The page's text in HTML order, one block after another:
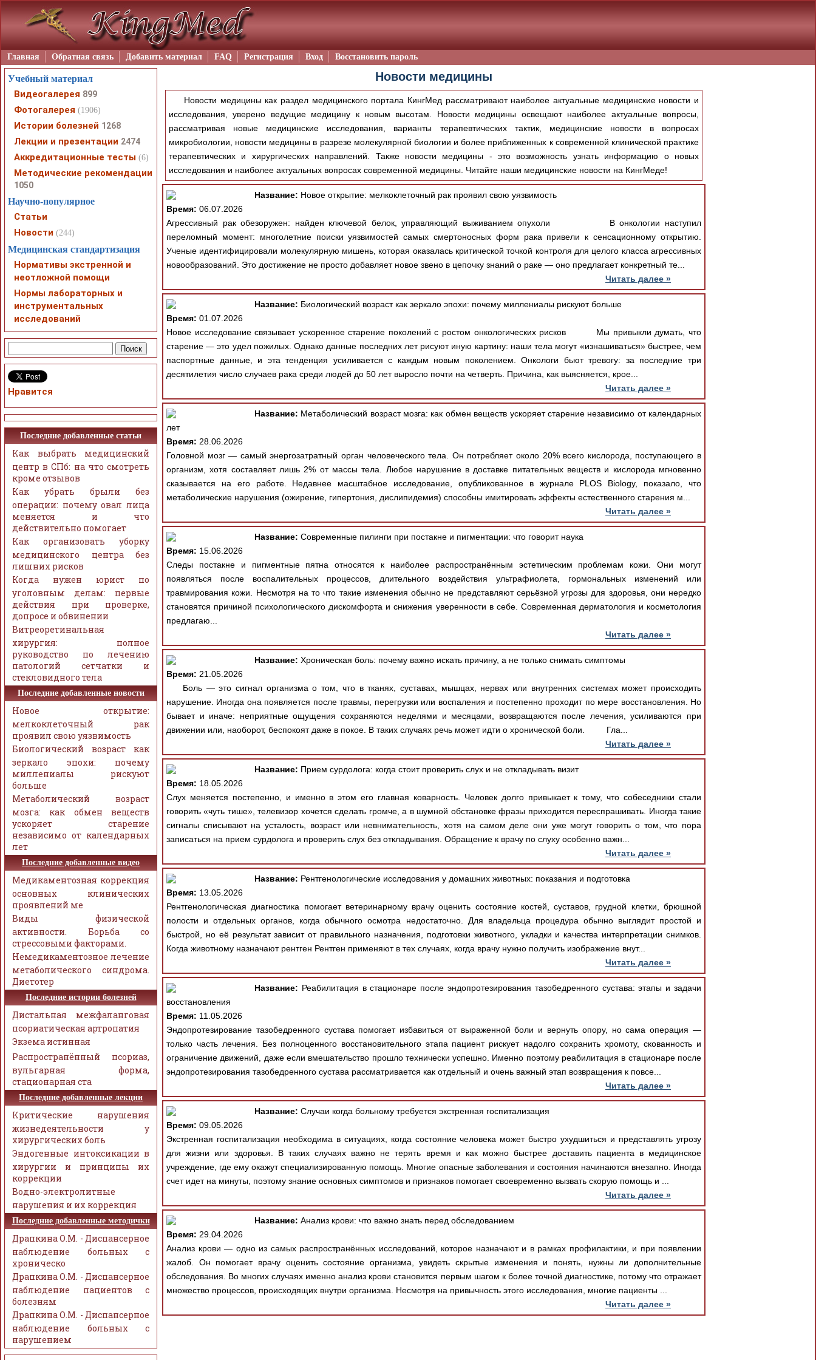
Главная Обратная связь Добавить материал FAQ Регистрация Вход Восстановить пароль
Новости медицины
Новости медицины как раздел медицинского портала КингМед рассматривают наиболее актуальные медицинские новости и
исследования, уверено ведущие медицину к новым высотам. Новости медицины освещают наиболее актуальные вопросы,
рассматривая новые медицинские исследования, варианты терапевтических тактик, медицинские новости в вопросах
микробиологии, новости медицины в разрезе молекулярной биологии и более приближенных к современной клинической практике
терапевтических и хирургических направлений. Также новости медицины - это возможность узнать информацию о новых
исследования и наиболее актуальных вопросах современной медицины. Читайте наши медицинские новости на КингМеде!
Название: Новое открытие: мелкоклеточный рак проявил свою уязвимость
Время: 06.07.2026
Агрессивный рак обезоружен: найден ключевой белок, управляющий выживанием опухоли В онкологии наступил
переломный момент: многолетние поиски уязвимостей самых смертоносных форм рака привели к сенсационному открытию.
Ученые идентифицировали молекулярную мишень, которая оказалась критической точкой контроля для целого класса агрессивных
новообразований. Это достижение не просто добавляет новое звено в цепочку знаний о раке — оно предлагает конкретный те...
Читать далее »
Название: Биологический возраст как зеркало эпохи: почему миллениалы рискуют больше
Время: 01.07.2026
Новое исследование связывает ускоренное старение поколений с ростом онкологических рисков Мы привыкли думать, что
старение — это удел пожилых. Однако данные последних лет рисуют иную картину: наши тела могут «изнашиваться» быстрее, чем
паспортные данные, и эта тенденция усиливается с каждым новым поколением. Онкологи бьют тревогу: за последние три
десятилетия число случаев рака среди людей до 50 лет выросло почти на четверть. Причина, как выясняется, крое...
Читать далее »
Название: Метаболический возраст мозга: как обмен веществ ускоряет старение независимо от календарных
лет
Время: 28.06.2026
Головной мозг — самый энергозатратный орган человеческого тела. Он потребляет около 20% всего кислорода, поступающего в
организм, хотя составляет лишь 2% от массы тела. Любое нарушение в доставке питательных веществ и кислорода мгновенно
сказывается на его работе. Недавнее масштабное исследование, опубликованное в журнале PLOS Biology, показало, что
метаболические нарушения (ожирение, гипертония, дислипидемия) способны имитировать эффекты естественного старения м...
Читать далее »
Название: Современные пилинги при постакне и пигментации: что говорит наука
Время: 15.06.2026
Следы постакне и пигментные пятна относятся к наиболее распространённым эстетическим проблемам кожи. Они могут
появляться после воспалительных процессов, длительного воздействия ультрафиолета, гормональных изменений или
травмирования кожи. Несмотря на то что такие изменения обычно не представляют серьёзной угрозы для здоровья, они нередко
становятся причиной психологического дискомфорта и снижения уверенности в себе. Современная дерматология и косметология
предлагаю...
Читать далее »
Название: Хроническая боль: почему важно искать причину, а не только снимать симптомы
Время: 21.05.2026
Боль — это сигнал организма о том, что в тканях, суставах, мышцах, нервах или внутренних системах может происходить
нарушение. Иногда она появляется после травмы, перегрузки или воспаления и постепенно проходит по мере восстановления. Но
бывает и иначе: неприятные ощущения сохраняются неделями и месяцами, возвращаются после лечения, усиливаются при
движении или, наоборот, беспокоят даже в покое. В таких случаях речь может идти о хронической боли. Гла...
Читать далее »
Название: Прием сурдолога: когда стоит проверить слух и не откладывать визит
Время: 18.05.2026
Слух меняется постепенно, и именно в этом его главная коварность. Человек долго привыкает к тому, что собеседники стали
говорить «чуть тише», телевизор хочется сделать громче, а в шумной обстановке фразы приходится переспрашивать. Иногда такие
сигналы списывают на усталость, возраст или невнимательность, хотя на самом деле они уже могут говорить о том, что пора
записаться на прием сурдолога и проверить слух без откладывания. Обращение к врачу по слуху особенно важн...
Читать далее »
Название: Рентгенологические исследования у домашних животных: показания и подготовка
Время: 13.05.2026
Рентгенологическая диагностика помогает ветеринарному врачу оценить состояние костей, суставов, грудной клетки, брюшной
полости и отдельных органов, когда обычного осмотра недостаточно. Для владельца процедура обычно выглядит простой и
быстрой, но её результат зависит от правильного назначения, подготовки животного, укладки и качества интерпретации снимков.
Когда животному назначают рентген Рентген применяют в тех случаях, когда врачу нужно получить изображение внут...
Читать далее »
Название: Реабилитация в стационаре после эндопротезирования тазобедренного сустава: этапы и задачи
восстановления
Время: 11.05.2026
Эндопротезирование тазобедренного сустава помогает избавиться от выраженной боли и вернуть опору, но сама операция —
только часть лечения. Без полноценного восстановительного этапа пациент рискует надолго сохранить хромоту, скованность и
ограничение движений, даже если вмешательство прошло технически успешно. Именно поэтому реабилитация в стационаре после
эндопротезирования тазобедренного сустава рассматривается как отдельный и очень важный этап возвращения к повсе...
Читать далее »
Название: Случаи когда больному требуется экстренная госпитализация
Время: 09.05.2026
Экстренная госпитализация необходима в ситуациях, когда состояние человека может быстро ухудшиться и представлять угрозу
для жизни или здоровья. В таких случаях важно не терять время и как можно быстрее доставить пациента в медицинское
учреждение, где ему окажут специализированную помощь. Многие опасные заболевания и состояния начинаются внезапно. Иногда
счет идет на минуты, поэтому знание основных симптомов и признаков помогает своевременно вызвать скорую помощь и ...
Читать далее »
Название: Анализ крови: что важно знать перед обследованием
Время: 29.04.2026
Анализ крови — одно из самых распространённых исследований, которое назначают и в рамках профилактики, и при появлении
жалоб. Он помогает врачу оценить состояние организма, увидеть скрытые изменения и понять, нужны ли дополнительные
обследования. Во многих случаях именно анализ крови становится первым шагом к более точной диагностике, потому что отражает
множество процессов, происходящих внутри организма. Несмотря на привычность этого исследования, многие пациенты ...
Читать далее »
Учебный материал
Видеогалерея 899
Фотогалерея (1906)
Истории болезней 1268
Лекции и презентации 2474
Аккредитационные тесты (6)
Методические рекомендации
1050
Научно-популярное
Статьи
Новости (244)
Медицинская стандартизация
Нормативы экстренной и
неотложной помощи
Нормы лабораторных и
инструментальных
исследований
Нравится
Последние добавленные статьи
Как выбрать медицинский
центр в СПб: на что смотреть
кроме отзывов
Как убрать брыли без
операции: почему овал лица
меняется и что
действительно помогает
Как организовать уборку
медицинского центра без
лишних рисков
Когда нужен юрист по
уголовным делам: первые
действия при проверке,
допросе и обвинении
Витреоретинальная
хирургия: полное
руководство по лечению
патологий сетчатки и
стекловидного тела
Последние добавленные новости
Новое открытие:
мелкоклеточный рак
проявил свою уязвимость
Биологический возраст как
зеркало эпохи: почему
миллениалы рискуют
больше
Метаболический возраст
мозга: как обмен веществ
ускоряет старение
независимо от календарных
лет
Последние добавленные видео
Медикаментозная коррекция
основных клинических
проявлений ме
Виды физической
активности. Борьба со
стрессовыми факторами.
Немедикаментозное лечение
метаболического синдрома.
Диетотер
Последние истории болезней
Дистальная межфаланговая
псориатическая артропатия
Экзема истинная
Распространённый псориаз,
вульгарная форма,
стационарная ста
Последние добавленные лекции
Критические нарушения
жизнедеятельности у
хирургических боль
Эндогенные интоксикации в
хирургии и принципы их
коррекции
Водно-электролитные
нарушения и их коррекция
Последние добавленные методички
Драпкина О.М. - Диспансерное
наблюдение больных с
хроническо
Драпкина О.М. - Диспансерное
наблюдение пациентов с
болезням
Драпкина О.М. - Диспансерное
наблюдение больных с
нарушением